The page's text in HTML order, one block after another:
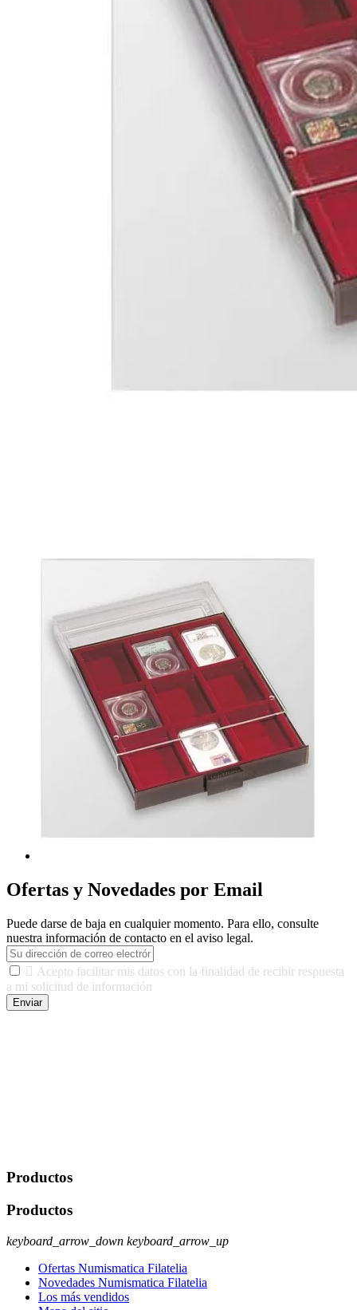
Ofertas y Novedades por Email
Puede darse de baja en cualquier momento. Para ello, consulte
nuestra información de contacto en el aviso legal.
 Acepto facilitar mis datos con la finalidad de recibir respuesta
a mi solicitud de información
Enviar
Productos
Productos
keyboard_arrow_down keyboard_arrow_up
Ofertas Numismatica Filatelia
Novedades Numismatica Filatelia
Los más vendidos